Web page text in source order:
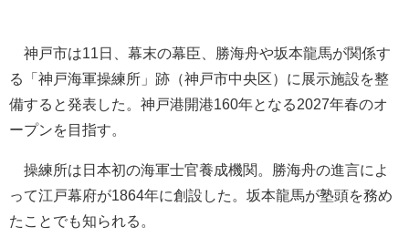
神戸市は11日、幕末の幕臣、勝海舟や坂本龍馬が関係す
る「神戸海軍操練所」跡（神戸市中央区）に展示施設を整
備すると発表した。神戸港開港160年となる2027年春のオ
ープンを目指す。
操練所は日本初の海軍士官養成機関。勝海舟の進言によ
って江戸幕府が1864年に創設した。坂本龍馬が塾頭を務め
たことでも知られる。